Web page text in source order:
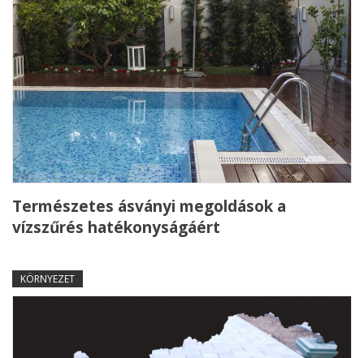
Természetes ásványi megoldások a
vízszűrés hatékonyságáért
KÖRNYEZET